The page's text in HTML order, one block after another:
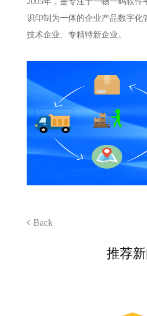
识印制为一体的企业产品数字化
技术企业、专精特新企业。
Back
推荐